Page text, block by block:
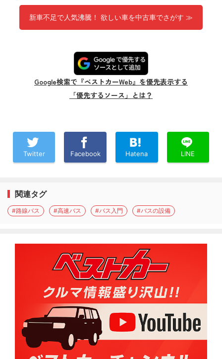
新車不足で人気沸騰！ 欲しい車を中古車でさがす ≫
Google検索で『ベストカーWeb』を優先表示する
「優先するソース」とは？
Twitter Facebook Hatena LINE
関連タグ
#路線バス #高速バス #バス入門 #バスの設備